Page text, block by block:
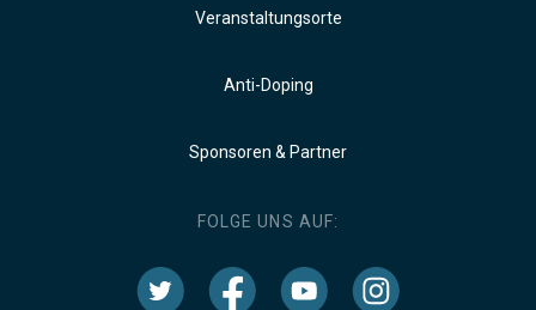
Veranstaltungsorte
Anti-Doping
Sponsoren & Partner
FOLGE UNS AUF: